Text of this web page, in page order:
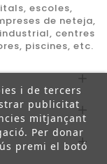
escoles,
de neteja,
centres
piscines, etc.


i de tercers
publicitat
mitjançant
Per donar
premi el botó